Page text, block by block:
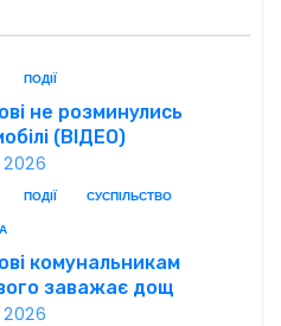
ПОДІЇ
не розминулись
(ВІДЕО)
ПОДІЇ
СУСПІЛЬСТВО
комунальникам
заважає дощ